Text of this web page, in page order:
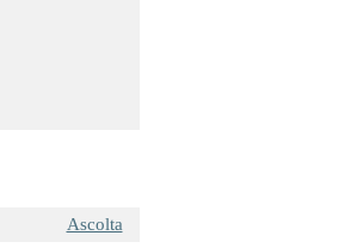
Ascolta